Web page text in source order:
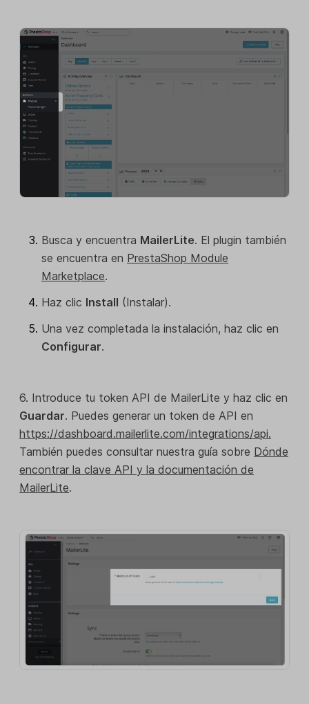
Busca y encuentra MailerLite. El plugin también
se encuentra en PrestaShop Module
Marketplace.
Haz clic Install (Instalar).
Una vez completada la instalación, haz clic en
Configurar.
6. Introduce tu token API de MailerLite y haz clic en
Guardar. Puedes generar un token de API en
https://dashboard.mailerlite.com/integrations/api.
También puedes consultar nuestra guía sobre Dónde
encontrar la clave API y la documentación de
MailerLite.